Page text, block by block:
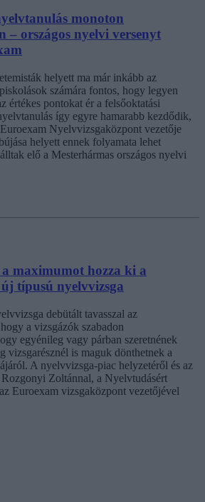
monoton
– országos nyelvi versenyt
helyett ma már inkább az
számára fontos, hogy legyen
értékes pontokat ér a felsőoktatási
így egyre hamarabb kezdődik,
Nyelvvizsgaközpont vezetője
helyett ennek folyamata lehet
elő a Mesterhármas országos nyelvi
a maximumot hozza ki a
típusú nyelvvizsga
debütált tavasszal az
a vizsgázók szabadon
egyénileg vagy párban szeretnének
vizsgarésznél is maguk dönthetnek a
A nyelvvizsga-piac helyzetéről és az
Zoltánnal, a Nyelvtudásért
Euroexam vizsgaközpont vezetőjével